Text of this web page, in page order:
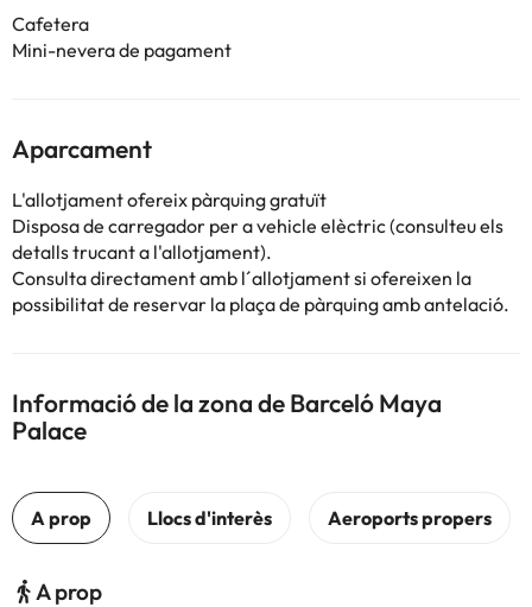
Cafetera
Mini-nevera de pagament
Aparcament
L'allotjament ofereix pàrquing gratuït
Disposa de carregador per a vehicle elèctric (consulteu els
detalls trucant a l'allotjament).
Consulta directament amb l´allotjament si ofereixen la
possibilitat de reservar la plaça de pàrquing amb antelació.
Informació de la zona de Barceló Maya
Palace
A prop